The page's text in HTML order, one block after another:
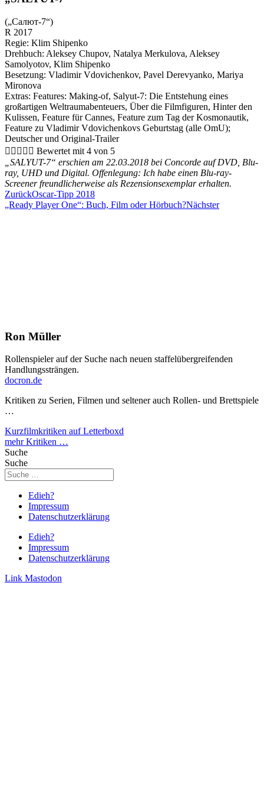
(„Салют-7“)
R 2017
Regie: Klim Shipenko
Drehbuch: Aleksey Chupov, Natalya Merkulova, Aleksey
Samolyotov, Klim Shipenko
Besetzung: Vladimir Vdovichenkov, Pavel Derevyanko, Mariya
Mironova
Extras: Features: Making-of, Salyut-7: Die Entstehung eines
großartigen Weltraumabenteuers, Über die Filmfiguren, Hinter den
Kulissen, Feature für Cannes, Feature zum Tag der Kosmonautik,
Feature zu Vladimir Vdovichenkovs Geburtstag (alle OmU);
Deutscher und Original-Trailer
     Bewertet mit 4 von 5
„SALYUT-7“ erschien am 22.03.2018 bei Concorde auf DVD, Blu-
ray, UHD und Digital. Offenlegung: Ich habe einen Blu-ray-
Screener freundlicherweise als Rezensionsexemplar erhalten.
ZurückOscar-Tipp 2018
„Ready Player One“: Buch, Film oder Hörbuch?Nächster
Ron Müller
Rollenspieler auf der Suche nach neuen staffelübergreifenden
Handlungssträngen.
docron.de
Kritiken zu Serien, Filmen und seltener auch Rollen- und Brettspiele
…
Kurzfilmkritiken auf Letterboxd
mehr Kritiken …
Suche
Suche
Edieh?
Impressum
Datenschutzerklärung
Edieh?
Impressum
Datenschutzerklärung
Link Mastodon